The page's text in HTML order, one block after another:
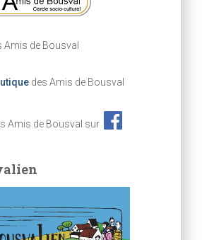
Amis de Bousval
des Amis de Bousval
Amis de Bousval sur